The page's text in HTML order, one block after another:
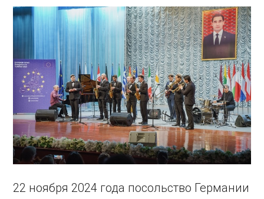
22 ноября 2024 года посольство Германии